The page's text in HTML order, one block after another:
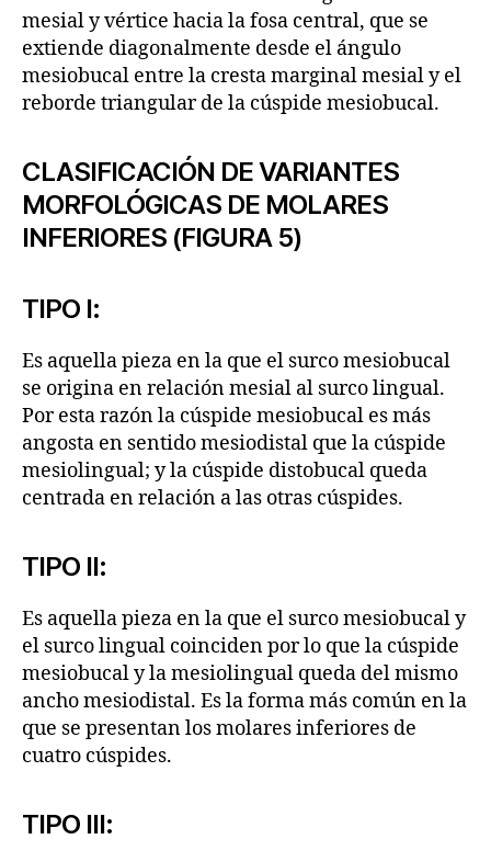
mesial y vértice hacia la fosa central, que se
extiende diagonalmente desde el ángulo
mesiobucal entre la cresta marginal mesial y el
reborde triangular de la cúspide mesiobucal.
CLASIFICACIÓN DE VARIANTES
MORFOLÓGICAS DE MOLARES
INFERIORES (FIGURA 5)
TIPO I:
Es aquella pieza en la que el surco mesiobucal
se origina en relación mesial al surco lingual.
Por esta razón la cúspide mesiobucal es más
angosta en sentido mesiodistal que la cúspide
mesiolingual; y la cúspide distobucal queda
centrada en relación a las otras cúspides.
TIPO II:
Es aquella pieza en la que el surco mesiobucal y
el surco lingual coinciden por lo que la cúspide
mesiobucal y la mesiolingual queda del mismo
ancho mesiodistal. Es la forma más común en la
que se presentan los molares inferiores de
cuatro cúspides.
TIPO III: